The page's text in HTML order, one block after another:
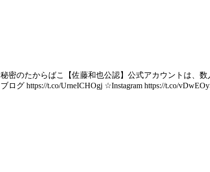
秘密のたからばこ【佐藤和也公認】公式アカウントは、
ブログ https://t.co/UrneICHOgj ☆Instagram https://t.co/